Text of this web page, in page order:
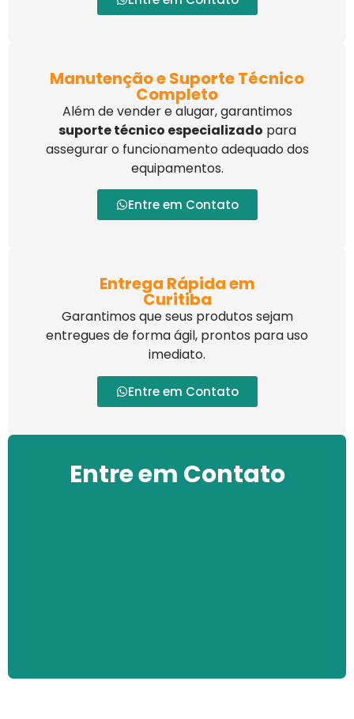
Manutenção e Suporte Técnico
Completo
Além de vender e alugar, garantimos
suporte técnico especializado para
assegurar o funcionamento adequado dos
equipamentos.
Entre em Contato
Entrega Rápida em
Curitiba
Garantimos que seus produtos sejam
entregues de forma ágil, prontos para uso
imediato.
Entre em Contato
Entre em Contato